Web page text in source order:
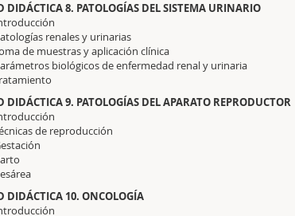
DIDÁCTICA 8. PATOLOGÍAS DEL SISTEMA URINARIO
renales y urinarias
de muestras y aplicación clínica
biológicos de enfermedad renal y urinaria
DIDÁCTICA 9. PATOLOGÍAS DEL APARATO REPRODUCTOR
de reproducción
DIDÁCTICA 10. ONCOLOGÍA